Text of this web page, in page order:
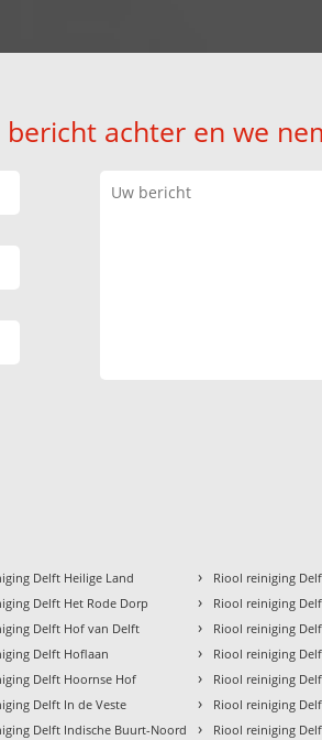
bericht achter en we
Delft Heilige Land
Delft Het Rode Dorp
Delft Hof van Delft
Delft Hoflaan
Delft Hoornse Hof
Delft In de Veste
Delft Indische Buurt-Noord
› Riool reiniging
› Riool reiniging
› Riool reiniging
› Riool reiniging
› Riool reiniging
› Riool reiniging
› Riool reiniging